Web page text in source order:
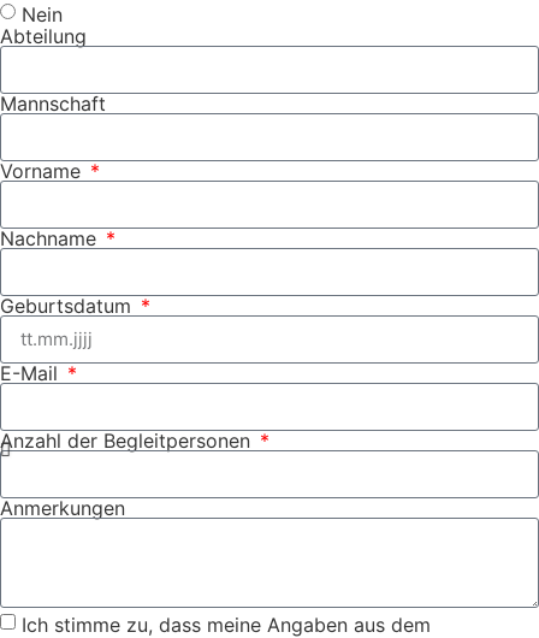
Nein
Abteilung
Mannschaft
Vorname
Nachname
Geburtsdatum
E-Mail
Anzahl der Begleitpersonen
Anmerkungen
Ich stimme zu, dass meine Angaben aus dem